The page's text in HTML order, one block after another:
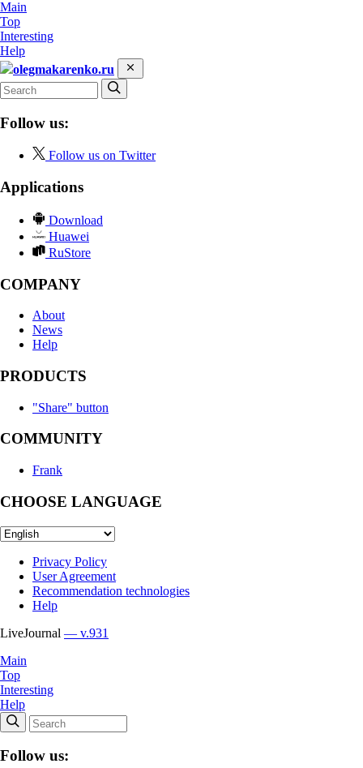
Main
Top
Interesting
Help
olegmakarenko.ru
Follow us:
Follow us on Twitter
Applications
Download
Huawei
RuStore
COMPANY
About
News
Help
PRODUCTS
"Share" button
COMMUNITY
Frank
CHOOSE LANGUAGE
Privacy Policy
User Agreement
Recommendation technologies
Help
LiveJournal — v.931
Main
Top
Interesting
Help
Follow us: